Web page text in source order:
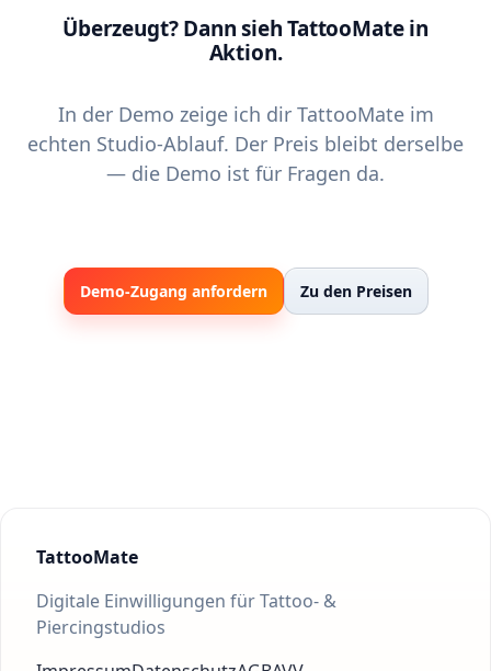
Überzeugt? Dann sieh TattooMate in
Aktion.
In der Demo zeige ich dir TattooMate im
echten Studio-Ablauf. Der Preis bleibt derselbe
— die Demo ist für Fragen da.
Demo-Zugang anfordern Zu den Preisen
TattooMate
Digitale Einwilligungen für Tattoo- &
Piercingstudios